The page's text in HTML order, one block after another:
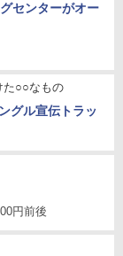
センターがオー
た○○なもの
グル宣伝トラッ
円前後